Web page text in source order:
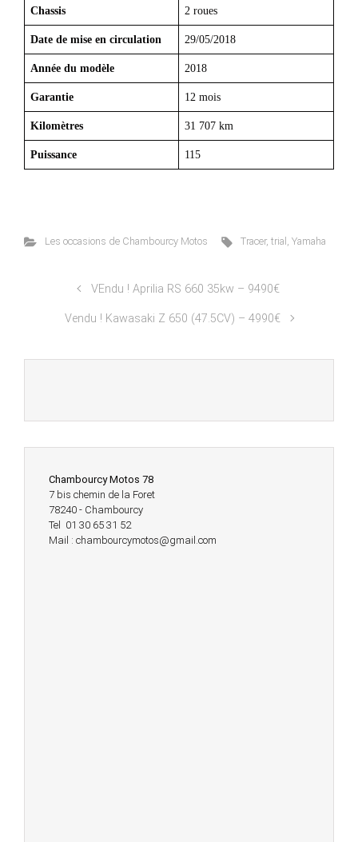
Chassis 2 roues
Date de mise en circulation 29/05/2018
Année du modèle 2018
Garantie 12 mois
Kilomètres 31 707 km
Puissance 115
Les occasions de Chambourcy Motos Tracer,trial ,Yamaha
VEndu ! Aprilia RS 660 35kw – 9490€
Vendu ! Kawasaki Z 650 (47.5CV) – 4990€
Chambourcy Motos 78
7 bis chemin de la Foret
78240 - Chambourcy
Tel 01 30 65 31 52
Mail : chambourcymotos@gmail.com